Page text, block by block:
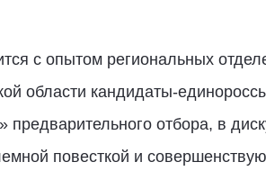
с опытом региональных
области кандидаты-
отбора, в
повесткой и